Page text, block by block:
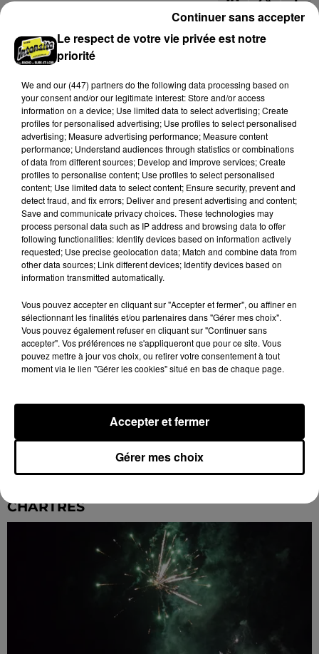
CHARTRES & SA RÉGION
CHÂTEAUDUN & SA RÉGION
EURE-ET-LOIR (28) FORÊTS DU PERCHE GRAND FORMAT
INFO LOCALE NOGENT-LE-ROTROU & SA RÉGION
PORTES EURÉLIENNES D'ÎLE DE FRANCE TERRES DE PERCHE
À LIRE AUSSI
CHARTRES
Le respect de votre vie privée est notre
priorité
We and our (447) partnersdo the following data processing based on
your consent and/or our legitimate interest: Store and/or access
information on a device; Use limited data to select advertising; Create
profiles for personalised advertising; Use profiles to select personalised
advertising; Measure advertising performance; Measure content
performance; Understand audiences through statistics or combinations
of data from different sources; Develop and improve services; Create
profiles to personalise content; Use profiles to select personalised
content; Use limited data to select content; Ensure security, prevent and
detect fraud, and fix errors; Deliver and present advertising and content;
Save and communicate privacy choices. These technologies may
process personal data such as IP address and browsing data to offer
following functionalities: Identify devices based on information actively
requested; Use precise geolocation data; Match and combine data from
other data sources; Link different devices; Identify devices based on
information transmitted automatically.
Vous pouvez accepter en cliquant sur "Accepter et fermer", ou affiner en
sélectionnant les finalités et/ou partenaires dans "Gérer mes choix".
Vous pouvez également refuser en cliquant sur "Continuer sans
accepter". Vos préférences ne s'appliqueront que pour ce site. Vous
pouvez mettre à jour vos choix, ou retirer votre consentement à tout
moment via le lien "Gérer les cookies" situé en bas de chaque page.
Gérer mes choix
Accepter et fermer
Continuer sans accepter